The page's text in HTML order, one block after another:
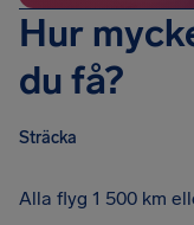
Hur
du få?
Sträcka
Alla flyg 1 500 km